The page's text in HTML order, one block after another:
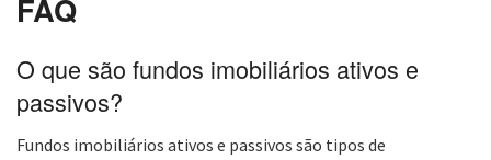
FAQ
O que são fundos imobiliários ativos e
passivos?
Fundos imobiliários ativos e passivos são tipos de